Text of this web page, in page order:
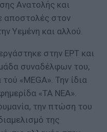
Ανατολής και
αποστολές στον
Υεμένη και αλλού.
στην ΕΡΤ και
συναδέλφων του,
«MEGA». Την ίδια
«ΤΑ ΝΕΑ».
την πτώση του
της